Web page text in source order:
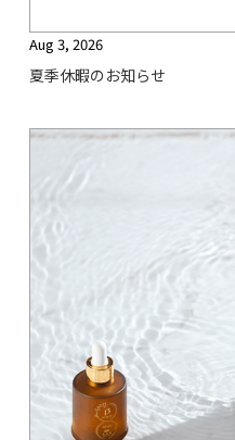
Aug 3, 2026
夏季休暇のお知らせ